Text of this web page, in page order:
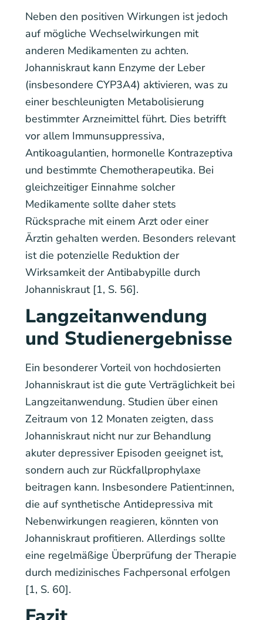
Neben den positiven Wirkungen ist jedoch
auf mögliche Wechselwirkungen mit
anderen Medikamenten zu achten.
Johanniskraut kann Enzyme der Leber
(insbesondere CYP3A4) aktivieren, was zu
einer beschleunigten Metabolisierung
bestimmter Arzneimittel führt. Dies betrifft
vor allem Immunsuppressiva,
Antikoagulantien, hormonelle Kontrazeptiva
und bestimmte Chemotherapeutika. Bei
gleichzeitiger Einnahme solcher
Medikamente sollte daher stets
Rücksprache mit einem Arzt oder einer
Ärztin gehalten werden. Besonders relevant
ist die potenzielle Reduktion der
Wirksamkeit der Antibabypille durch
Johanniskraut [1, S. 56].
Langzeitanwendung
und Studienergebnisse
Ein besonderer Vorteil von hochdosierten
Johanniskraut ist die gute Verträglichkeit bei
Langzeitanwendung. Studien über einen
Zeitraum von 12 Monaten zeigten, dass
Johanniskraut nicht nur zur Behandlung
akuter depressiver Episoden geeignet ist,
sondern auch zur Rückfallprophylaxe
beitragen kann. Insbesondere Patient:innen,
die auf synthetische Antidepressiva mit
Nebenwirkungen reagieren, könnten von
Johanniskraut profitieren. Allerdings sollte
eine regelmäßige Überprüfung der Therapie
durch medizinisches Fachpersonal erfolgen
[1, S. 60].